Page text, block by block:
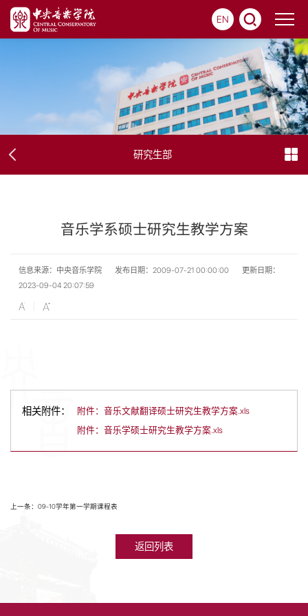
EN
研究生部
音乐学系硕士研究生教学方案
信息来源：中央音乐学院 发布日期：2009-07-21 00:00:00
更新日期：
2023-09-04 20:07:59
相关附件：
附件：音乐文献翻译硕士研究生教学方案.xls
附件：音乐学硕士研究生教学方案.xls
上一条：09-10学年第一学期课程表
返回列表